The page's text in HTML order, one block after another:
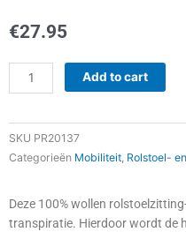
€27.95
Schapenvacht
voor
Add to cart
SKU PR20137
Categorieën Mobiliteit, Rolstoel-
Deze 100% wollen
transpiratie. Hierdoor wordt de